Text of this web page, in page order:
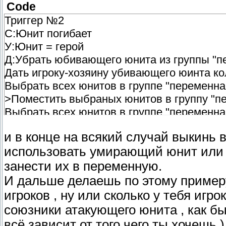
Убрать юнита из группы
Code
Триггер №2
С:Юнит погибает
У:Юнит = герой
Д:Убрать юбивающего юнита из группы
Дать игроку-хозяину убивающего юинта
Выбрать всех юнитов в группе
>Поместить выбраных юнитов в группу
Выбрать всех юнитов в группе
>Дать игроку-хозяину выбраного юнита
>Если условие верно то , иначе
>>Если:
>>>Количество юнитов в "переменная2"=
>>То:
>>>Показать сообщение , сцепленные
Имя игрока-хозяина убивающего юнита +
и в конце на всякий случай выкинь
использовать умирающий юнит
занести их в переменную.
И дальше делаешь по этому
игроков , ну или сколько у тебя
союзники атакующего юнита , как